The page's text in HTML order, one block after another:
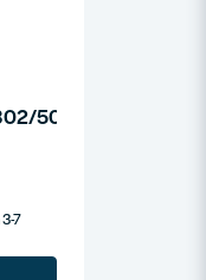
502 24 delar
7